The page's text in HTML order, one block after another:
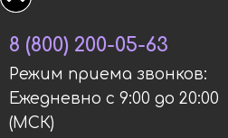
8 (800) 200-05-63
Режим приема звонков:
Ежедневно с 9:00 до 20:00
(МСК)